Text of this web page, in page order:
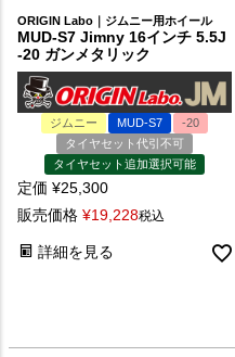
ORIGIN Labo｜ジムニー用ホイール
MUD-S7 Jimny 16インチ 5.5J
-20 ガンメタリック
ジムニー MUD-S7
-20
タイヤセット代引不可
タイヤセット追加選択可能
定価 ¥25,300
販売価格 ¥19,228税込
詳細を見る